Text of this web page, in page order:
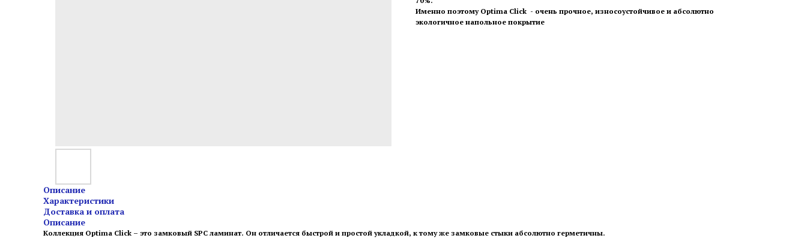
Именно поэтому Optima Click - очень прочное, износоустойчивое и абсолютно
экологичное напольное покрытие
Описание
Характеристики
Доставка и оплата
Описание
Коллекция Optima Click – это замковый SPC ламинат. Он отличается быстрой и простой укладкой, к тому же замковые стыки абсолютно герметичны.